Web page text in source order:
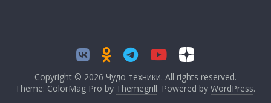
Copyright © 2026 Чудо техники. All rights reserved.
Theme: ColorMag Pro by Themegrill. Powered byWordPress.